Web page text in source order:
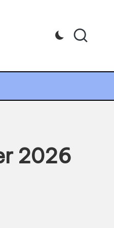
2026